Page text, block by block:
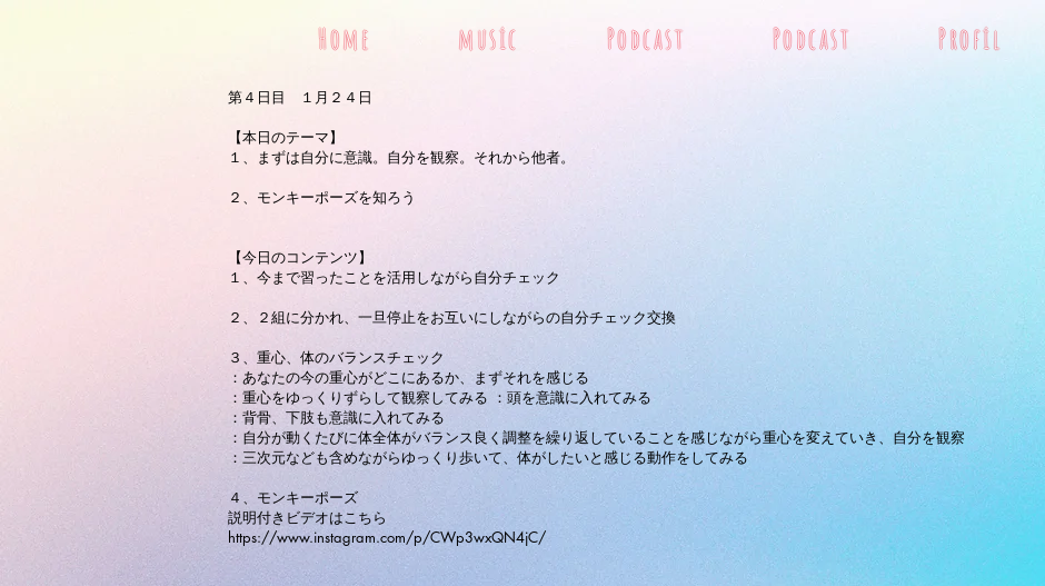
Home music Podcast Podcast Profil
​第４日目 １月２４日
【本日のテーマ】
１、まずは自分に意識。自分を観察。それから他者。
​２、モンキーポーズを知ろう
【今日のコンテンツ】
１、今まで習ったことを活用しながら自分チェック
２、２組に分かれ、一旦停止をお互いにしながらの自分チェック交換
３、重心、体のバランスチェック
：あなたの今の重心がどこにあるか、まずそれを感じる
：重心をゆっくりずらして観察してみる ：頭を意識に入れてみる
：背骨、下肢も意識に入れてみる
：自分が動くたびに体全体がバランス良く調整を繰り返していることを感じながら重心を変えていき、自分を観察
：三次元なども含めながらゆっくり歩いて、体がしたいと感じる動作をしてみる
４、モンキーポーズ
説明付きビデオはこちら
https://www.instagram.com/p/CWp3wxQN4jC/